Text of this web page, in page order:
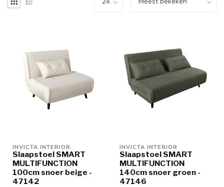
INVICTA INTERIOR
Slaapstoel SMART
MULTIFUNCTION
100cm snoer beige -
47142
INVICTA INTERIOR
Slaapstoel SMART
MULTIFUNCTION
140cm snoer groen -
47146